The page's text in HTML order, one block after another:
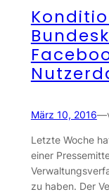
März 10, 2016—
Letzte Woche
einer
zu haben. Der